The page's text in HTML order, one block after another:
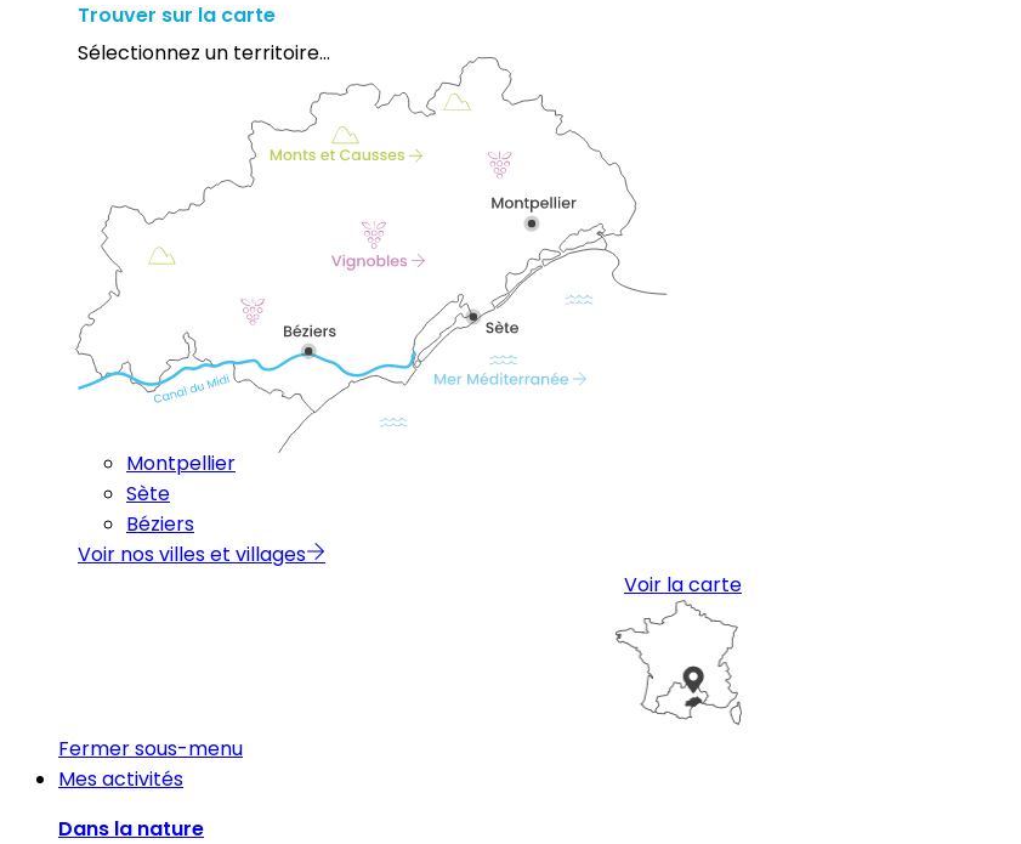
Trouver sur la carte
Sélectionnez un territoire...
Montpellier
Sète
Béziers
Voir nos villes et villages
Voir la carte
Fermer sous-menu
Mes activités
Dans la nature